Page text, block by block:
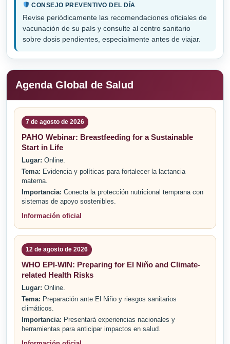
CONSEJO PREVENTIVO DEL DÍA
Revise periódicamente las recomendaciones oficiales de
vacunación de su país y consulte al centro sanitario
sobre dosis pendientes, especialmente antes de viajar.
Agenda Global de Salud
7 de agosto de 2026
PAHO Webinar: Breastfeeding for a Sustainable
Start in Life
Lugar: Online.
Tema: Evidencia y políticas para fortalecer la lactancia
materna.
Importancia: Conecta la protección nutricional temprana con
sistemas de apoyo sostenibles.
Información oficial
12 de agosto de 2026
WHO EPI-WIN: Preparing for El Niño and Climate-
related Health Risks
Lugar: Online.
Tema: Preparación ante El Niño y riesgos sanitarios
climáticos.
Importancia: Presentará experiencias nacionales y
herramientas para anticipar impactos en salud.